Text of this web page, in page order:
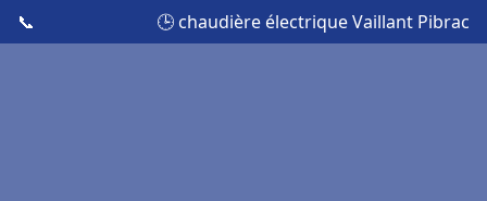
📞 🕒 chaudière électrique Vaillant Pibrac